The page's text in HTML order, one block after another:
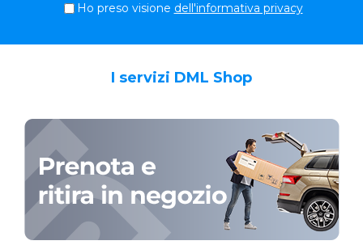
Ho preso visione dell'informativa privacy
I servizi DML Shop